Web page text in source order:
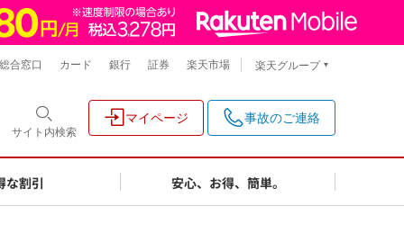
サイト内検索
マイページ 事故のご連絡
な割引 安心、お得、簡単。
合窓口 カード 銀行 証券 楽天市場 楽天グループ